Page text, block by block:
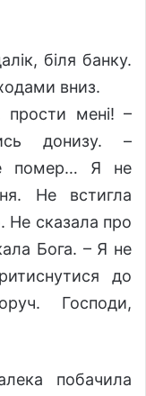
біля банку.
вниз.
прости мені! –
донизу. –
помер… Я не
Не встигла
сказала про
Бога. – Я не
до
Господи,
побачила